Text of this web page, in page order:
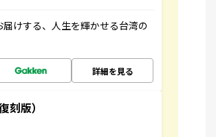
けする、人生を輝かせる台湾の
詳細を見る
版）